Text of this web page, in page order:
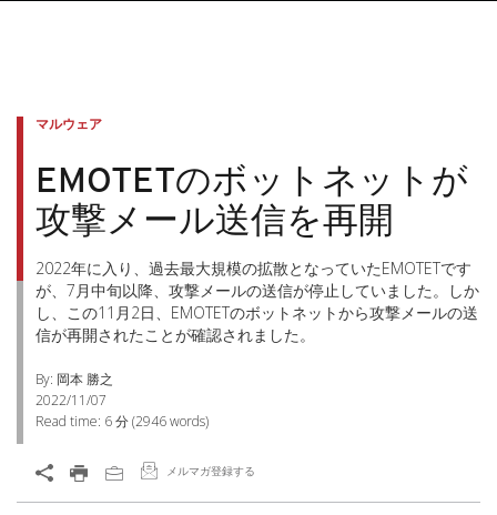
マルウェア
EMOTETのボットネットが
攻撃メール送信を再開
2022年に入り、過去最大規模の拡散となっていたEMOTETです
が、7月中旬以降、攻撃メールの送信が停止していました。しか
し、この11月2日、EMOTETのボットネットから攻撃メールの送
信が再開されたことが確認されました。
By: 岡本 勝之
2022/11/07
Read time: 6 分(2946words)
メルマガ登録する